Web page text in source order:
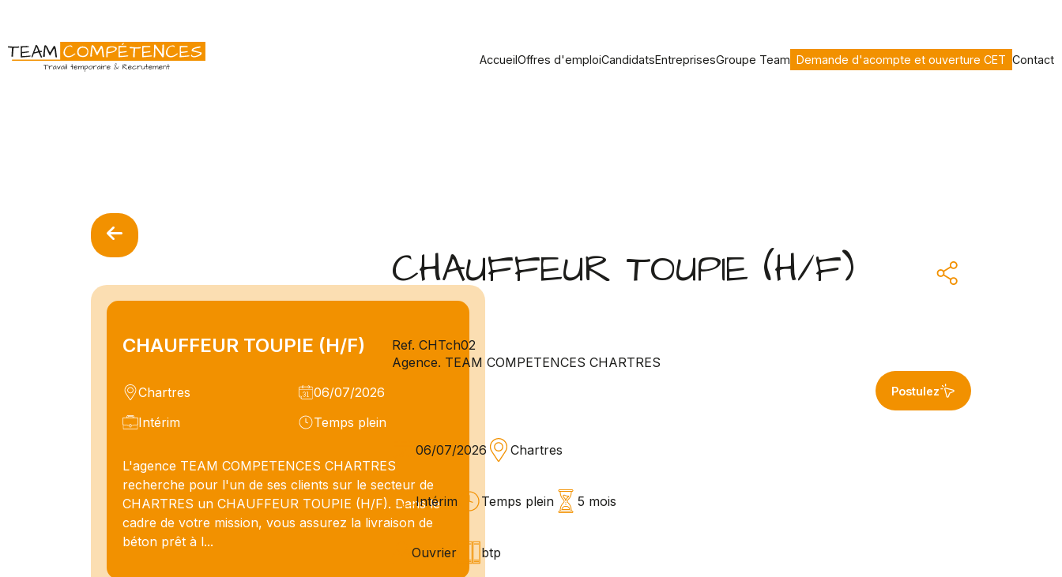
AccueilOffres d'emploiCandidatsEntreprisesGroupe Team Demande d'acompte et ouverture CET Contact
CHAUFFEUR TOUPIE (H/F)
Chartres
06/07/2026
Intérim
Temps plein
L'agence TEAM COMPETENCES CHARTRES
recherche pour l'un de ses clients sur le secteur de
CHARTRES un CHAUFFEUR TOUPIE (H/F). Dans le
cadre de votre mission, vous assurez la livraison de
béton prêt à l...
CHAUFFEUR TOUPIE (H/F)
Ref. CHTch02
Agence. TEAM COMPETENCES CHARTRES
Postulez
06/07/2026 Chartres
Intérim Temps plein 5 mois
Ouvrier btp